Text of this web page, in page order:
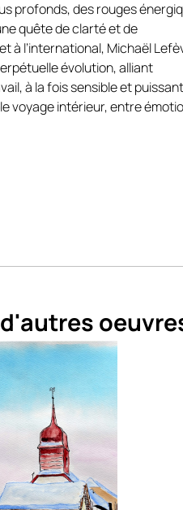
une côte lointaine ou
lefevre.book.fr/.
et transmet une
à la fois.
moderne ou épuré,
profonds, des rouges
quête de clarté et de
à l’international, Michaël
évolution, alliant
à la fois sensible et
voyage intérieur, entre